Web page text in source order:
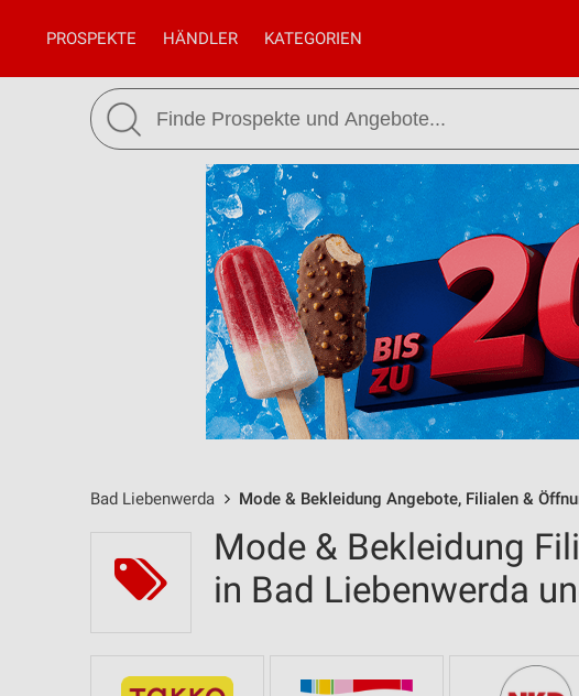
PROSPEKTE HÄNDLER KATEGORIEN
Bad Liebenwerda Mode & Bekleidung Angebote, Filialen &
Mode & Bekleidung
in Bad Liebenwerda